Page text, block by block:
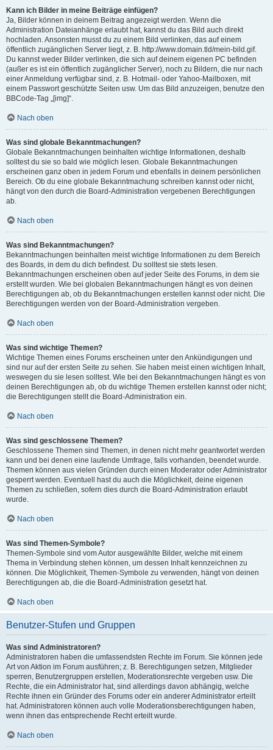
Kann ich Bilder in meine Beiträge einfügen?
Ja, Bilder können in deinem Beitrag angezeigt werden. Wenn die
Administration Dateianhänge erlaubt hat, kannst du das Bild auch direkt
hochladen. Ansonsten musst du zu einem Bild verlinken, das auf einem
öffentlich zugänglichen Server liegt, z. B. http://www.domain.tld/mein-bild.gif.
Du kannst weder Bilder verlinken, die sich auf deinem eigenen PC befinden
(außer es ist ein öffentlich zugänglicher Server), noch zu Bildern, die nur nach
einer Anmeldung verfügbar sind, z. B. Hotmail- oder Yahoo-Mailboxen, mit
einem Passwort geschützte Seiten usw. Um das Bild anzuzeigen, benutze den
BBCode-Tag „[img]“.
Nach oben
Was sind globale Bekanntmachungen?
Globale Bekanntmachungen beinhalten wichtige Informationen, deshalb
solltest du sie so bald wie möglich lesen. Globale Bekanntmachungen
erscheinen ganz oben in jedem Forum und ebenfalls in deinem persönlichen
Bereich. Ob du eine globale Bekanntmachung schreiben kannst oder nicht,
hängt von den durch die Board-Administration vergebenen Berechtigungen
ab.
Nach oben
Was sind Bekanntmachungen?
Bekanntmachungen beinhalten meist wichtige Informationen zu dem Bereich
des Boards, in dem du dich befindest. Du solltest sie stets lesen.
Bekanntmachungen erscheinen oben auf jeder Seite des Forums, in dem sie
erstellt wurden. Wie bei globalen Bekanntmachungen hängt es von deinen
Berechtigungen ab, ob du Bekanntmachungen erstellen kannst oder nicht. Die
Berechtigungen werden von der Board-Administration vergeben.
Nach oben
Was sind wichtige Themen?
Wichtige Themen eines Forums erscheinen unter den Ankündigungen und
sind nur auf der ersten Seite zu sehen. Sie haben meist einen wichtigen Inhalt,
weswegen du sie lesen solltest. Wie bei den Bekanntmachungen hängt es von
deinen Berechtigungen ab, ob du wichtige Themen erstellen kannst oder nicht;
die Berechtigungen stellt die Board-Administration ein.
Nach oben
Was sind geschlossene Themen?
Geschlossene Themen sind Themen, in denen nicht mehr geantwortet werden
kann und bei denen eine laufende Umfrage, falls vorhanden, beendet wurde.
Themen können aus vielen Gründen durch einen Moderator oder Administrator
gesperrt werden. Eventuell hast du auch die Möglichkeit, deine eigenen
Themen zu schließen, sofern dies durch die Board-Administration erlaubt
wurde.
Nach oben
Was sind Themen-Symbole?
Themen-Symbole sind vom Autor ausgewählte Bilder, welche mit einem
Thema in Verbindung stehen können, um dessen Inhalt kennzeichnen zu
können. Die Möglichkeit, Themen-Symbole zu verwenden, hängt von deinen
Berechtigungen ab, die die Board-Administration gesetzt hat.
Nach oben
Benutzer-Stufen und Gruppen
Was sind Administratoren?
Administratoren haben die umfassendsten Rechte im Forum. Sie können jede
Art von Aktion im Forum ausführen; z. B. Berechtigungen setzen, Mitglieder
sperren, Benutzergruppen erstellen, Moderationsrechte vergeben usw. Die
Rechte, die ein Administrator hat, sind allerdings davon abhängig, welche
Rechte ihnen ein Gründer des Forums oder ein anderer Administrator erteilt
hat. Administratoren können auch volle Moderationsberechtigungen haben,
wenn ihnen das entsprechende Recht erteilt wurde.
Nach oben